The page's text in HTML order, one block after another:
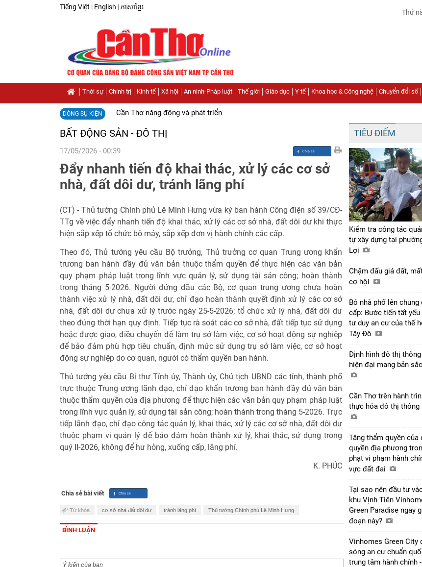
Tiếng Việt | English | ភាសាខ្មែរ
Thứ
Thời sự Chính trị Kinh tế Xã hội An ninh-Pháp luật Thế giới Giáo dục Y tế Khoa học & Công nghệ Chuyển đổi số
DÒNG SỰ KIỆN Cần Thơ năng động và phát triển
BẤT ĐỘNG SẢN - ĐÔ THỊ
17/05/2026 - 00:39
Đẩy nhanh tiến độ khai thác, xử lý các cơ sở
nhà, đất dôi dư, tránh lãng phí
(CT) - Thủ tướng Chính phủ Lê Minh Hưng vừa ký ban hành Công điện số 39/CĐ-
TTg về việc đẩy nhanh tiến độ khai thác, xử lý các cơ sở nhà, đất dôi dư khi thực
hiện sắp xếp tổ chức bộ máy, sắp xếp đơn vị hành chính các cấp.
Theo đó, Thủ tướng yêu cầu Bộ trưởng, Thủ trưởng cơ quan Trung ương khẩn
trương ban hành đầy đủ văn bản thuộc thẩm quyền để thực hiện các văn bản
quy phạm pháp luật trong lĩnh vực quản lý, sử dụng tài sản công; hoàn thành
trong tháng 5-2026. Người đứng đầu các Bộ, cơ quan trung ương chưa hoàn
thành việc xử lý nhà, đất dôi dư, chỉ đạo hoàn thành quyết định xử lý các cơ sở
nhà, đất dôi dư chưa xử lý trước ngày 25-5-2026; tổ chức xử lý nhà, đất dôi dư
theo đúng thời hạn quy định. Tiếp tục rà soát các cơ sở nhà, đất tiếp tục sử dụng
hoặc được giao, điều chuyển để làm trụ sở làm việc, cơ sở hoạt động sự nghiệp
để bảo đảm phù hợp tiêu chuẩn, định mức sử dụng trụ sở làm việc, cơ sở hoạt
động sự nghiệp do cơ quan, người có thẩm quyền ban hành.
Thủ tướng yêu cầu Bí thư Tỉnh ủy, Thành ủy, Chủ tịch UBND các tỉnh, thành phố
trực thuộc Trung ương lãnh đạo, chỉ đạo khẩn trương ban hành đầy đủ văn bản
thuộc thẩm quyền của địa phương để thực hiện các văn bản quy phạm pháp luật
trong lĩnh vực quản lý, sử dụng tài sản công; hoàn thành trong tháng 5-2026. Trực
tiếp lãnh đạo, chỉ đạo công tác quản lý, khai thác, xử lý các cơ sở nhà, đất dôi dư
thuộc phạm vi quản lý để bảo đảm hoàn thành xử lý, khai thác, sử dụng trong
quý II-2026, không để hư hỏng, xuống cấp, lãng phí.
K. PHÚC
Chia sẻ bài viết
Từ khóa cơ sở nhà đất dôi dư tránh lãng phí Thủ tướng Chính phủ Lê Minh Hưng
BÌNH LUẬN
TIÊU ĐIỂM
Kiểm tra công tác
tự xây dựng tại
Lợi
Chậm đấu giá đất,
cơ hội
Bỏ nhà phố lên chung
cấp: Bước tiến tất yếu
tư duy an cư của thế
Tây Đô
Định hình đô thị
hiện đại mang bản
Cần Thơ trên hành
thực hóa đô thị thông
Tăng thẩm quyền của
quyền địa phương
phạt vi phạm hành
vực đất đai
Tại sao nên đầu tư
khu Vịnh Tiên
Green Paradise ngay
đoạn này?
Vinhomes Green City
sóng an cư chuẩn
trung tâm hành chính